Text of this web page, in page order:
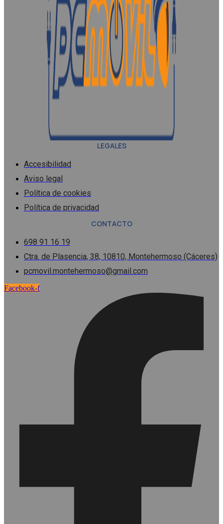
LEGALES
Accesibilidad
Aviso legal
Política de cookies
Política de privacidad
CONTACTO
698 91 16 19
Ctra. de Plasencia, 38, 10810, Montehermoso (Cáceres)
pcmovil.montehermoso@gmail.com
Facebook-f